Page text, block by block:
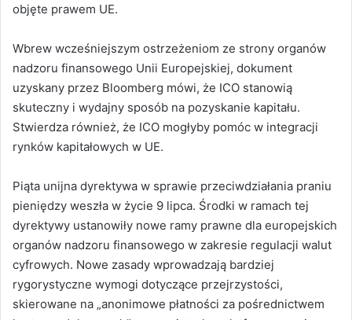
objęte prawem UE.
Wbrew wcześniejszym ostrzeżeniom ze strony organów
nadzoru finansowego Unii Europejskiej, dokument
uzyskany przez Bloomberg mówi, że ICO stanowią
skuteczny i wydajny sposób na pozyskanie kapitału.
Stwierdza również, że ICO mogłyby pomóc w integracji
rynków kapitałowych w UE.
Piąta unijna dyrektywa w sprawie przeciwdziałania praniu
pieniędzy weszła w życie 9 lipca. Środki w ramach tej
dyrektywy ustanowiły nowe ramy prawne dla europejskich
organów nadzoru finansowego w zakresie regulacji walut
cyfrowych. Nowe zasady wprowadzają bardziej
rygorystyczne wymogi dotyczące przejrzystości,
skierowane na „anonimowe płatności za pośrednictwem